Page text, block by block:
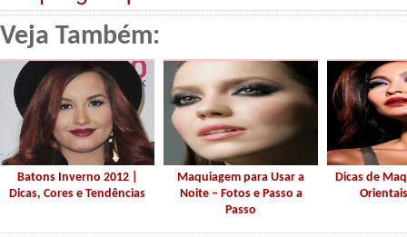
Veja Também:
Batons Inverno 2012 |
Dicas, Cores e Tendências
Maquiagem para Usar a
Noite – Fotos e Passo a
Passo
Dicas de